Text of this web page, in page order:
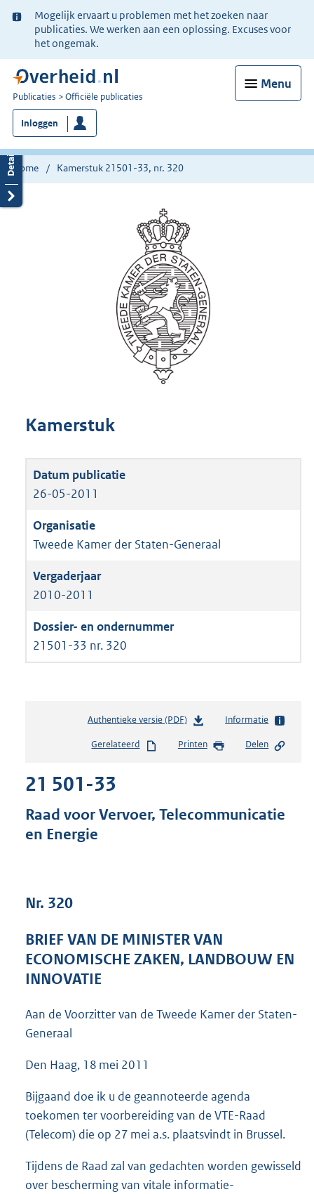
Ter
informatie:
Mogelijk ervaart u problemen met het zoeken naar
publicaties. We werken aan een oplossing. Excuses voor
het ongemak.
Menu
U
bent
nu
hier:
Publicaties Officiële publicaties
Inloggen
Home Kamerstuk 21501-33, nr. 320
Kamerstuk
26-05-2011
Tweede Kamer der Staten-Generaal
2010-2011
21501-33 nr. 320
Authentieke versie (PDF)b
s
s
:
5
Informatie
Gerelateerd Printen Delen
21 501-33
Raad voor Vervoer, Telecommunicatie
en Energie
Nr. 320
BRIEF VAN DE MINISTER VAN
ECONOMISCHE ZAKEN, LANDBOUW EN
INNOVATIE
Aan de Voorzitter van de Tweede Kamer der Staten-
Generaal
Den Haag, 18 mei 2011
Bijgaand doe ik u de geannoteerde agenda
toekomen ter voorbereiding van de VTE-Raad
(Telecom) die op 27 mei a.s. plaatsvindt in Brussel.
Tijdens de Raad zal van gedachten worden gewisseld
over bescherming van vitale informatie-